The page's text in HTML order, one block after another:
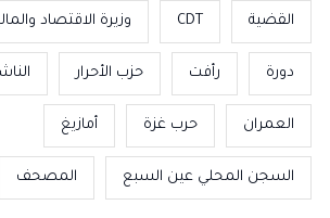
القضية CDT وزيرة الاقتصاد
دورة رأفت حزب الأحرار
العمران حرب غزة أمازيغ
السجن المحلي عين السبع المصحف